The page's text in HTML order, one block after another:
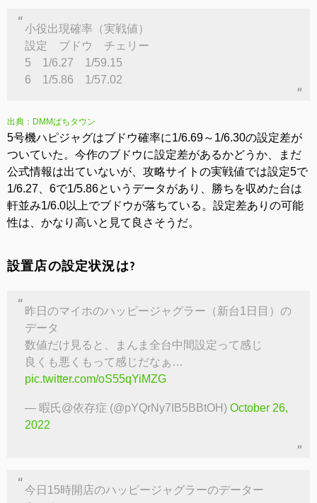
小役出現確率（実戦値）
設定 ブドウ チェリー
5 1/6.27 1/59.15
6 1/5.86 1/57.02
出典：DMMぱちタウン
5号機ハピジャグはブドウ確率に1/6.69～1/6.30の設定差が
ついていた。今作のブドウに設定差があるかどうか、まだ
公式情報は出ていないが、攻略サイトの実戦値では設定5で
1/6.27、6で1/5.86というデータがあり、勝ちを収めた台は
軒並み1/6.0以上でブドウが落ちている。設定差ありの可能
性は、かなり高いと見て良さそうだ。
設置店の設定状況は?
昨日のマイホのハッピージャグラー（新台1日目）の
データ
数値だけ見ると、まんま全台中間設定って感じ
良くも悪くもって感じだなぁ…
pic.twitter.com/oS55qYiMZG
— 暇氏@依存症 (@pYQrNy7IB5BBtOH) October 26,
2022
今日15時開店のハッピージャグラーのデーター